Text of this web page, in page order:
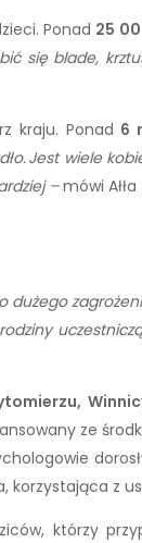
Ponad 25
się blade,
kraju. Ponad 6
Jest wiele
–mówi
ze
z
którzy